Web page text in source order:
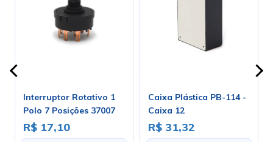
Interruptor Rotativo 1
Polo 7 Posições 37007
A1B1E1S
R$ 17,10
Caixa Plástica PB-114 -
Caixa 12
R$ 31,32